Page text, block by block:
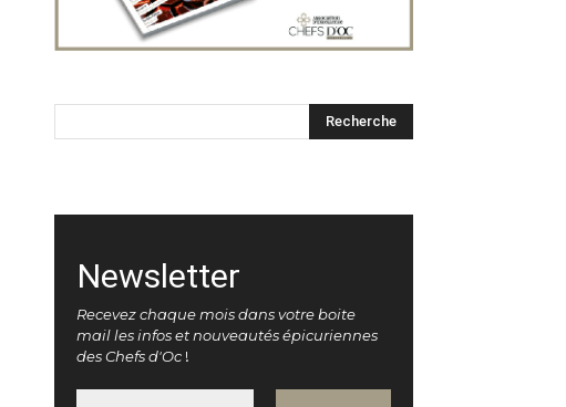
Newsletter
Recevez chaque mois dans votre boite
mail les infos et nouveautés épicuriennes
des Chefs d'Oc !